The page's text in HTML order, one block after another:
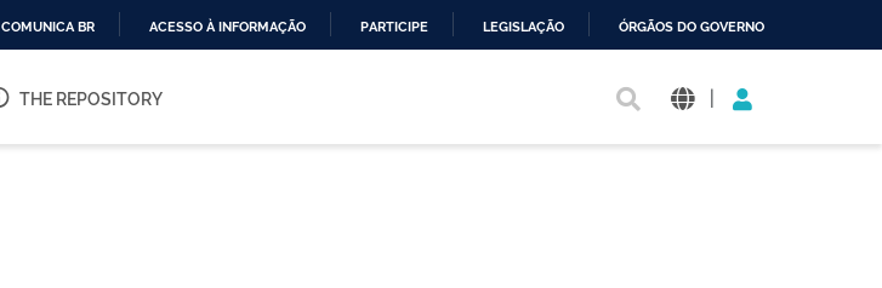
O
COMUNICA BR ACESSO À INFORMAÇÃO PARTICIPE LEGISLAÇÃO ÓRGÃOS DO GOVERNO
THE REPOSITORY |